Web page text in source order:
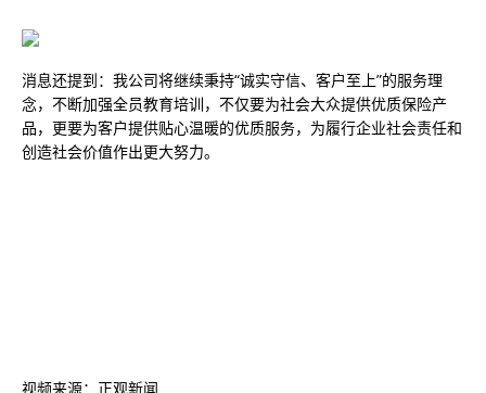
消息还提到：我公司将继续秉持“诚实守信、客户至上”的服务理
念，不断加强全员教育培训，不仅要为社会大众提供优质保险产
品，更要为客户提供贴心温暖的优质服务，为履行企业社会责任和
创造社会价值作出更大努力。
视频来源：正观新闻